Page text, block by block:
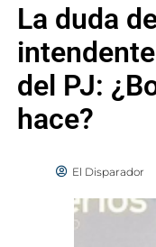
La duda
del PJ:
hace?
El Disparador